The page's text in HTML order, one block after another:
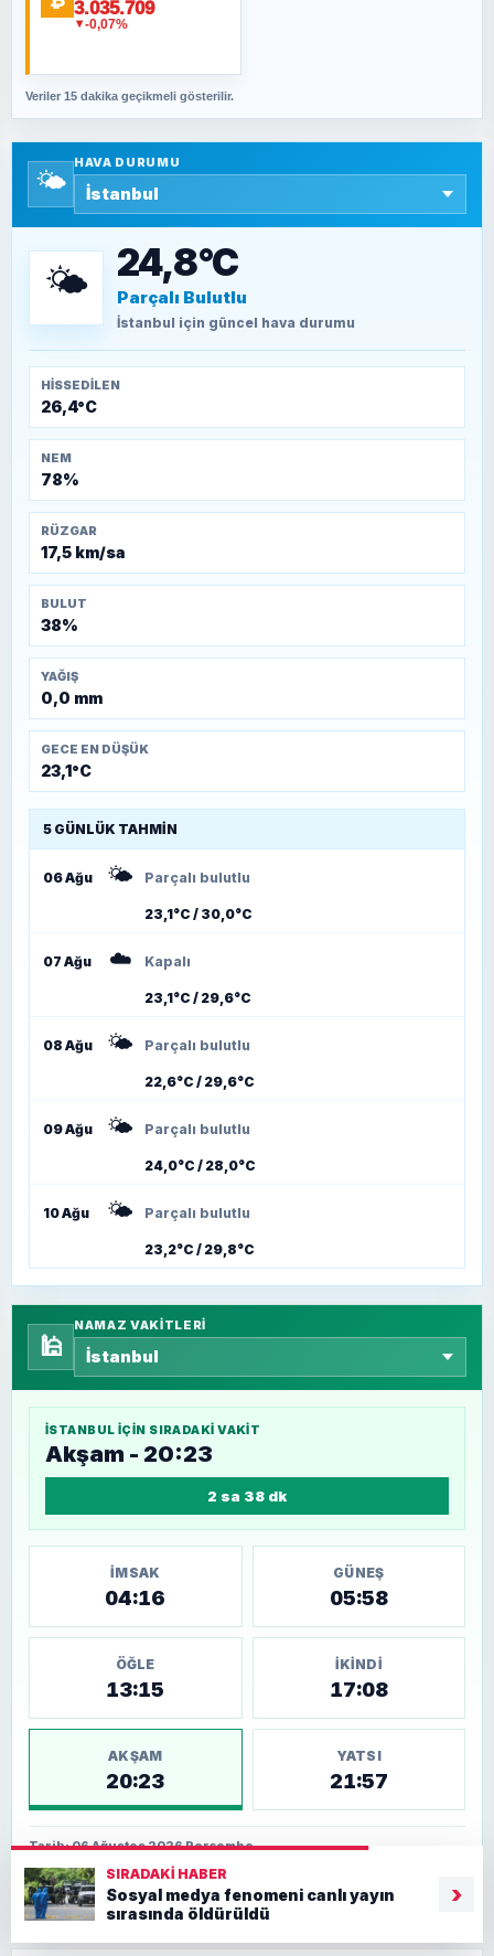
Fahişeye beyinli bir müstevli alçağına
SAVAŞ ŞAHİN
SEYFULLAH ÇİÇEK
TEOMAN ALPASLAN
Kütahya-Eskişehir Muharebeleri (10-24
3.035.709
▼-0,07%
Veriler 15 dakika geçikmeli gösterilir.
🌤️
HAVA DURUMU
🌤️ 24,8°C
Parçalı Bulutlu
İstanbul için güncel hava durumu
HISSEDILEN
26,4°C
NEM
78%
RÜZGAR
17,5 km/sa
BULUT
38%
YAĞIŞ
0,0 mm
GECE EN DÜŞÜK
23,1°C
5 GÜNLÜK TAHMIN
06 Ağu 🌤️ Parçalı bulutlu
23,1°C / 30,0°C
07 Ağu ☁️ Kapalı
23,1°C / 29,6°C
08 Ağu 🌤️ Parçalı bulutlu
22,6°C / 29,6°C
09 Ağu 🌤️ Parçalı bulutlu
24,0°C / 28,0°C
10 Ağu 🌤️ Parçalı bulutlu
23,2°C / 29,8°C
🕌
NAMAZ VAKITLERI
İSTANBUL IÇIN SIRADAKI VAKIT
Akşam - 20:23
2 sa 38 dk
İMSAK
04:16
GÜNEŞ
05:58
ÖĞLE
13:15
İKINDI
17:08
AKŞAM
20:23
YATSI
21:57
Tarih: 06 Ağustos 2026 Perşembe
SIRADAKI HABER
Sosyal medya fenomeni canlı yayın
sırasında öldürüldü
›